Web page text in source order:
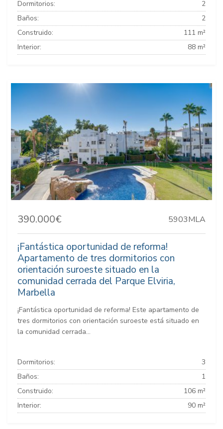
Dormitorios:
2
Baños:
2
Construido:
111 m²
Interior:
88 m²
390.000€ 5903MLA
¡Fantástica oportunidad de reforma!
Apartamento de tres dormitorios con
orientación suroeste situado en la
comunidad cerrada del Parque Elviria,
Marbella
¡Fantástica oportunidad de reforma! Este apartamento de
tres dormitorios con orientación suroeste está situado en
la comunidad cerrada...
Dormitorios:
3
Baños:
1
Construido:
106 m²
Interior:
90 m²